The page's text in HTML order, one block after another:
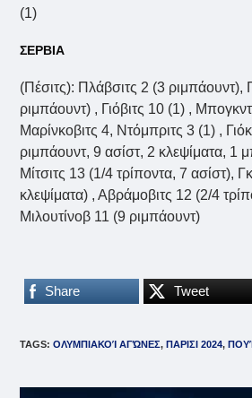
(1)
ΣΕΡΒΙΑ
(Πέσιτς): Πλάβσιτς 2 (3
ριμπάουντ) , Γιόβιτς 10 (1) ,
Μαρίνκοβιτς 4, Ντόμπριτς 3 (1) ,
ριμπάουντ, 9 ασίστ, 2 κλεψίματα, 1
Μίτσιτς 13 (1/4 τρίποντα, 7 ασίστ),
κλεψίματα) , Αβράμοβιτς 12 (2/4
Μιλουτίνοβ 11 (9 ριμπάουντ)
Share Tweet
TAGS:ΟΛΥΜΠΙΑΚΟΊ ΑΓΏΝΕΣ, ΠΑΡΙΣΙ 2024,